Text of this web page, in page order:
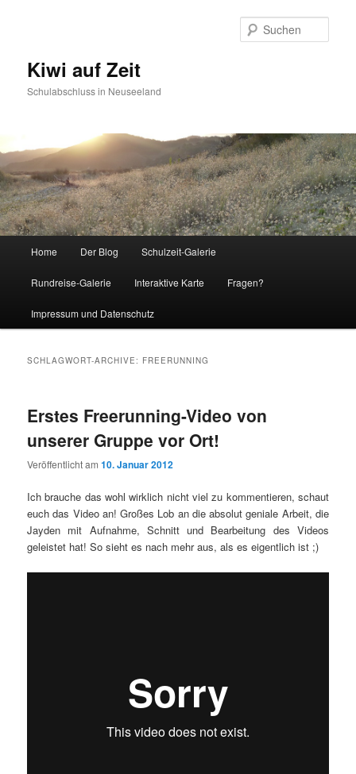
Kiwi auf Zeit
Schulabschluss in Neuseeland
Zum Inhalt wechseln
Zum sekundären Inhalt wechseln
Home Der Blog Schulzeit-Galerie
Rundreise-Galerie Interaktive Karte Fragen?
Impressum und Datenschutz
SCHLAGWORT-ARCHIVE: FREERUNNING
Erstes Freerunning-Video von
unserer Gruppe vor Ort!
Veröffentlicht am10. Januar 2012
Ich brauche das wohl wirklich nicht viel zu kommentieren, schaut
euch das Video an! Großes Lob an die absolut geniale Arbeit, die
Jayden mit Aufnahme, Schnitt und Bearbeitung des Videos
geleistet hat! So sieht es nach mehr aus, als es eigentlich ist ;)